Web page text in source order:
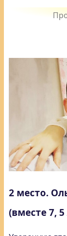
2 место.
(вместе 7, 5